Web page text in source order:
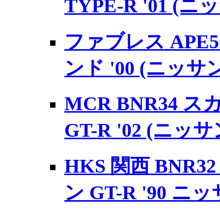
TYPE-R '01 (ニ
ファブレス
ンド '00 (ニッサ
MCR BNR34 ス
GT-R '02 (ニッサ
HKS 関西
ン GT-R '90 ニッ